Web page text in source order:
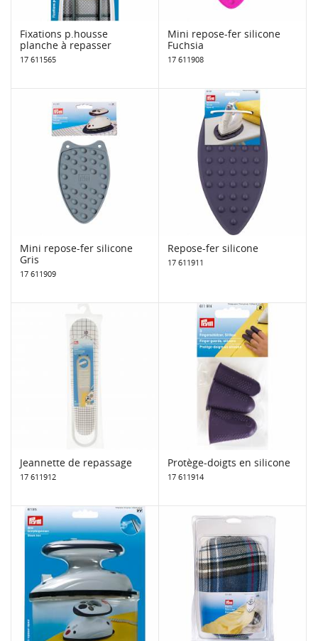
Fixations p.housse
planche à repasser
17 611565
Mini repose-fer silicone
Fuchsia
17 611908
Mini repose-fer silicone
Gris
17 611909
Repose-fer silicone
17 611911
Jeannette de repassage
17 611912
Protège-doigts en silicone
17 611914